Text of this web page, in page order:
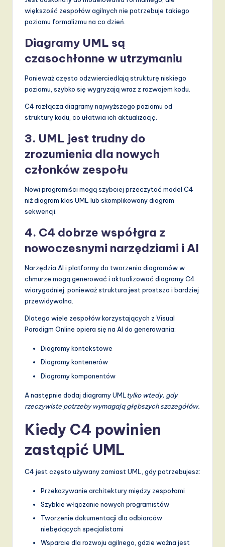
większość zespołów agilnych nie potrzebuje takiego
poziomu formalizmu na co dzień.
Diagramy UML są
czasochłonne w utrzymaniu
Ponieważ często odzwierciedlają strukturę niskiego
poziomu, szybko się wygryzają wraz z rozwojem kodu.
C4 rozłącza diagramy najwyższego poziomu od
struktury kodu, co ułatwia ich aktualizację.
3. UML jest trudny do
zrozumienia dla nowych
członków zespołu
Nowi programiści mogą szybciej przeczytać model C4
niż diagram klas UML lub skomplikowany diagram
sekwencji.
4. C4 dobrze współgra z
nowoczesnymi narzędziami i AI
Narzędzia AI i platformy do tworzenia diagramów w
chmurze mogą generować i aktualizować diagramy C4
wiarygodniej, ponieważ struktura jest prostsza i bardziej
przewidywalna.
Dlatego wiele zespołów korzystających z Visual
Paradigm Online opiera się na AI do generowania:
Diagramy kontekstowe
Diagramy kontenerów
Diagramy komponentów
A następnie dodaj diagramy UMLtylko wtedy, gdy
rzeczywiste potrzeby wymagają głębszych szczegółów.
Kiedy C4 powinien
zastąpić UML
C4 jest często używany zamiast UML, gdy potrzebujesz:
Przekazywanie architektury między zespołami
Szybkie włączanie nowych programistów
Tworzenie dokumentacji dla odbiorców
niebędących specjalistami
Wsparcie dla rozwoju agilnego, gdzie ważna jest